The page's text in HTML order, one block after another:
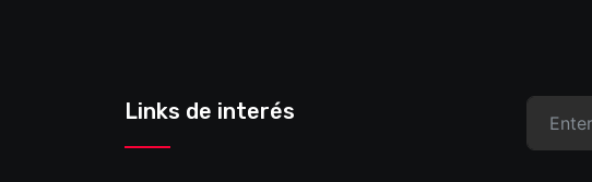
Links de interés